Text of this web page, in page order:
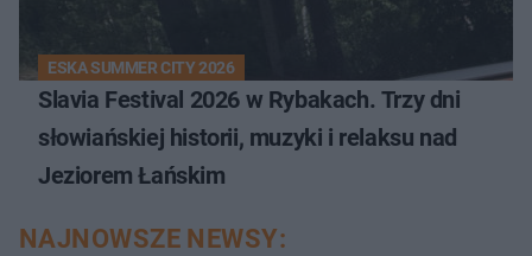
ESKA SUMMER CITY 2026
Slavia Festival 2026 w Rybakach. Trzy dni
słowiańskiej historii, muzyki i relaksu nad
Jeziorem Łańskim
NAJNOWSZE NEWSY: